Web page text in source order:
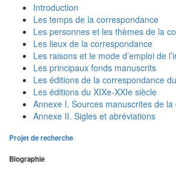
Introduction
Les temps de la correspondance
Les personnes et les thèmes de la
Les lieux de la correspondance
Les raisons et le mode d’emploi de
Les principaux fonds manuscrits
Les éditions de la correspondance
Les éditions du XIXe-XXIe siècle
Annexe I. Sources manuscrites de
Annexe II. Sigles et abréviations
Projet de recherche
Biographie